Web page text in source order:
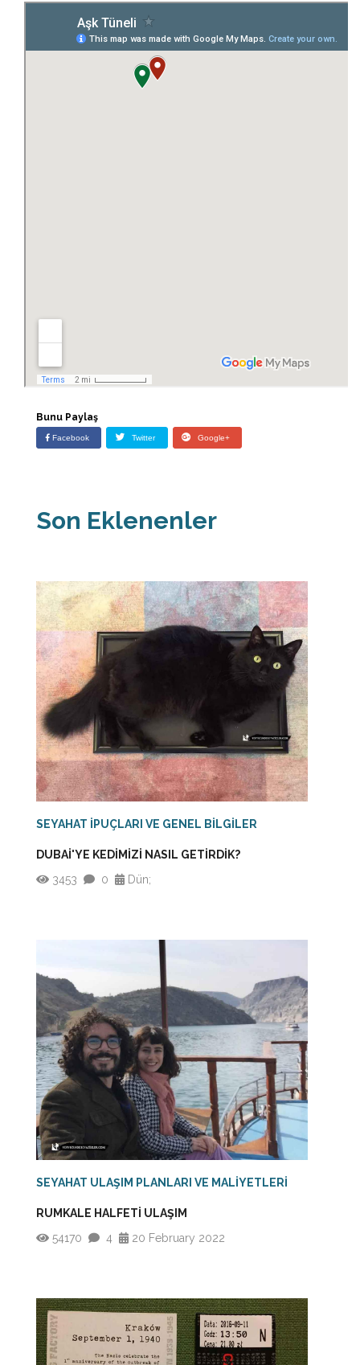
Bunu Paylaş
Facebook Twitter Google+
Son Eklenenler
SEYAHAT İPUÇLARI VE GENEL BİLGİLER
DUBAİ'YE KEDİMİZİ NASIL GETİRDİK?
3453
0 Dün;
SEYAHAT ULAŞIM PLANLARI VE MALİYETLERİ
RUMKALE HALFETİ ULAŞIM
54170
4 20 February 2022